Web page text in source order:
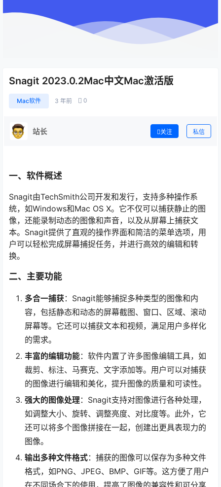
Snagit 2023.0.2Mac中文Mac激活版
Mac软件 3 年前 0
站长 关注 私信
一、软件概述
Snagit由TechSmith公司开发和发行，支持多种操作系
统，如Windows和Mac OS X。它不仅可以捕获静止的图
像，还能录制动态的图像和声音，以及从屏幕上捕获文
本。Snagit提供了直观的操作界面和简洁的菜单选项，用
户可以轻松完成屏幕捕捉任务，并进行高效的编辑和转
换。
二、主要功能
多合一捕获：Snagit能够捕捉多种类型的图像和内
容，包括静态和动态的屏幕截图、窗口、区域、滚动
屏幕等。它还可以捕获文本和视频，满足用户多样化
的需求。
丰富的编辑功能：软件内置了许多图像编辑工具，如
裁剪、标注、马赛克、文字添加等。用户可以对捕获
的图像进行编辑和美化，提升图像的质量和可读性。
强大的图像处理 ：Snagit支持对图像进行各种处理，
如调整大小、旋转、调整亮度、对比度等。此外，它
还可以将多个图像拼接在一起，创建出更具表现力的
图像。
输出多种文件格式：捕获的图像可以保存为多种文件
格式，如PNG、JPEG、BMP、GIF等。这方便了用户